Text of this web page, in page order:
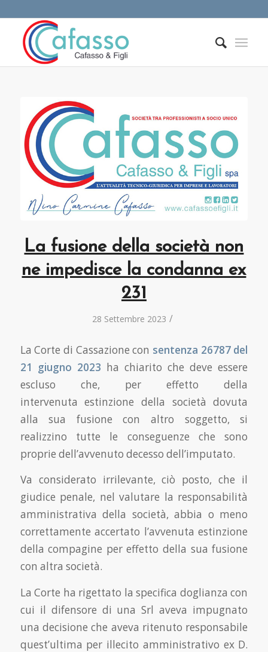
La fusione della società non
ne impedisce la condanna ex
231
28 Settembre 2023 /
La Corte di Cassazione con sentenza 26787 del
21 giugno 2023 ha chiarito che deve essere
escluso che, per effetto della
intervenuta estinzione della società dovuta
alla sua fusione con altro soggetto, si
realizzino tutte le conseguenze che sono
proprie dell’avvenuto decesso dell’imputato.
Va considerato irrilevante, ciò posto, che il
giudice penale, nel valutare la responsabilità
amministrativa della società, abbia o meno
correttamente accertato l’avvenuta estinzione
della compagine per effetto della sua fusione
con altra società.
La Corte ha rigettato la specifica doglianza con
cui il difensore di una Srl aveva impugnato
una decisione che aveva ritenuto responsabile
quest’ultima per illecito amministrativo ex D.